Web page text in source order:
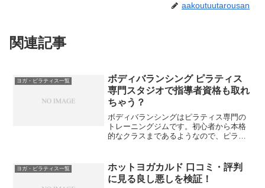
aakoutuutarousan
関連記事
ヨガ・ピラティス一覧
ボディバランシング ピラティス
専門スタジオで指導者資格も取れ
ちゃう？
ボディバランシングはピラティス専門の
トレーニングジムです。初心者から本格
的なクラスまであるようなので、ピラテ
ヨガ・ピラティス一覧
ホットヨガカルド 口コミ・評判
に見る良し悪しを検証！